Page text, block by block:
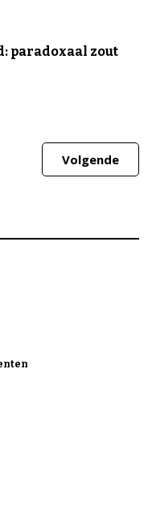
paradoxaal zout
Volgende